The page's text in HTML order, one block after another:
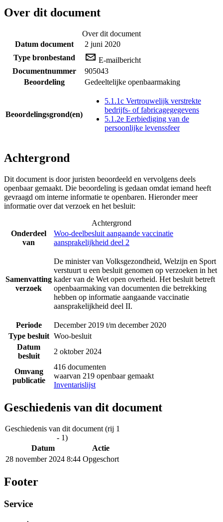
Over dit document
Over dit document
Datum document
2 juni 2020
Type bronbestand
E-mailbericht
Documentnummer
905043
Beoordeling
Gedeeltelijke openbaarmaking
Beoordelingsgrond(en)
5.1.1c Vertrouwelijk verstrekte
bedrijfs- of fabricagegegevens
5.1.2e Eerbiediging van de
persoonlijke levenssfeer
Achtergrond
Dit document is door juristen beoordeeld en vervolgens deels
openbaar gemaakt. Die beoordeling is gedaan omdat iemand heeft
gevraagd om interne informatie te openbaren. Hieronder meer
informatie over dat verzoek en het besluit:
Achtergrond
Onderdeel
van
Woo-deelbesluit aangaande vaccinatie
aansprakelijkheid deel 2
Samenvatting
verzoek
De minister van Volksgezondheid, Welzijn en Sport
verstuurt u een besluit genomen op verzoeken in het
kader van de Wet open overheid. Het besluit betreft
openbaarmaking van documenten die betrekking
hebben op informatie aangaande vaccinatie
aansprakelijkheid deel II.
Periode
December 2019 t/m december 2020
Type besluit Woo-besluit
Datum
besluit
2 oktober 2024
Omvang
publicatie
416 documenten
waarvan 219 openbaar gemaakt
Inventarislijst
Geschiedenis van dit document
Geschiedenis van dit document (rij 1
- 1)
Datum
Actie
28 november 2024 8:44 Opgeschort
Footer
Service